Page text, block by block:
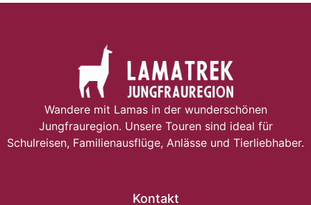
Wandere mit Lamas in der wunderschönen
Jungfrauregion. Unsere Touren sind ideal für
Schulreisen, Familienausflüge, Anlässe und Tierliebhaber.
Kontakt